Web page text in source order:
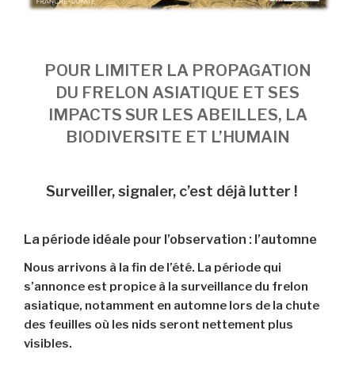
POUR LIMITER LA PROPAGATION
DU FRELON ASIATIQUE ET SES
IMPACTS SUR LES ABEILLES, LA
BIODIVERSITE ET L’HUMAIN
Surveiller, signaler, c’est déjà lutter !
La période idéale pour l’observation : l’automne
Nous arrivons à la fin de l’été. La période qui
s’annonce est propice à la surveillance du frelon
asiatique, notamment en automne lors de la chute
des feuilles où les nids seront nettement plus
visibles.